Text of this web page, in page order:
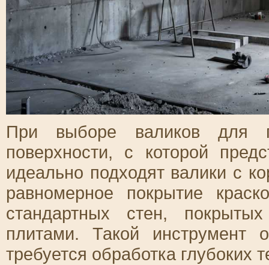
При выборе валиков для
поверхности, с которой
идеально подходят валики с
равномерное покрытие
стандартных стен,
плитами. Такой инструмент
требуется обработка глубоких